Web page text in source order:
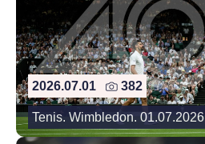
2026.07.01 382
Tenis. Wimbledon. 01.07.2026